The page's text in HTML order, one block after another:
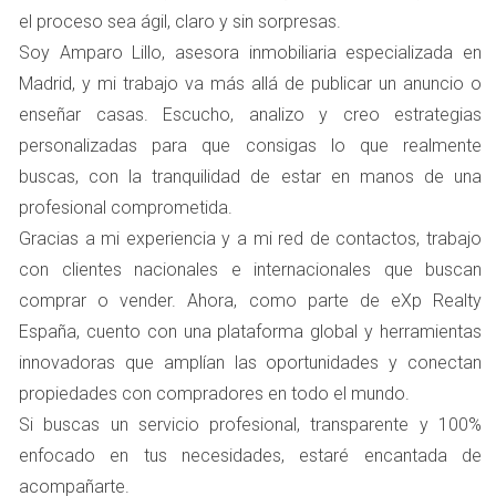
Tipo de Vivienda
El tipo de vivienda también influye significativamente.
Por ejemplo, los apartamentos suelen tener una
demanda constante entre jóvenes profesionales y
familias pequeñas, mientras que las casas unifamiliares
pueden atraer a compradores con diferentes
necesidades. Además, las características específicas
como el número de habitaciones, la distribución y los
servicios cercanos también juegan un papel crucial. Las
propiedades con características únicas o renovaciones
recientes tienden a captar más atención.
Demanda del Mercado
La situación del mercado inmobiliario local es otro factor
esencial. En épocas de alta demanda, como durante la
primavera y el verano, las viviendas tienden a venderse
el proceso sea ágil, claro y sin sorpresas.
Soy Amparo Lillo, asesora inmobiliaria especializada en
Madrid, y mi trabajo va más allá de publicar un anuncio o
enseñar casas. Escucho, analizo y creo estrategias
personalizadas para que consigas lo que realmente
buscas, con la tranquilidad de estar en manos de una
profesional comprometida.
Gracias a mi experiencia y a mi red de contactos, trabajo
con clientes nacionales e internacionales que buscan
comprar o vender. Ahora, como parte de eXp Realty
España, cuento con una plataforma global y herramientas
innovadoras que amplían las oportunidades y conectan
propiedades con compradores en todo el mundo.
Si buscas un servicio profesional, transparente y 100%
enfocado en tus necesidades, estaré encantada de
acompañarte.